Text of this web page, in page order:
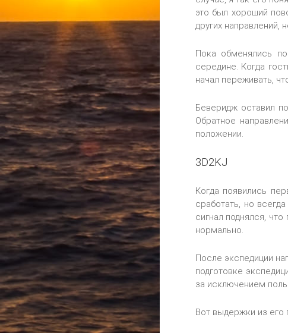
это был хороший
других направлений,
Пока обменялись
середине. Когда
начал переживать,
Беверидж оставил
Обратное
положении.
3D2KJ
Когда появились
сработать, но
сигнал поднялся,
нормально.
После экспедиции
подготовке
за исключением
Вот выдержки из его